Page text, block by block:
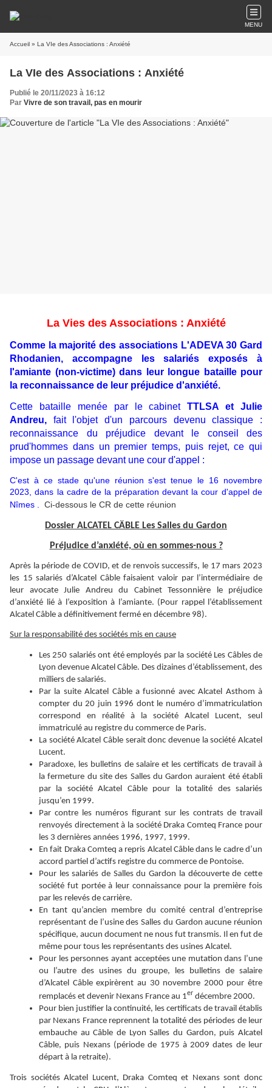
MENU
Accueil » La VIe des Associations : Anxiété
La VIe des Associations : Anxiété
Publié le 20/11/2023 à 16:12
Par Vivre de son travail, pas en mourir
La Vies des Associations : Anxiété
Comme la majorité des associations L'ADEVA 30 Gard
Rhodanien, accompagne les salariés exposés à
l'amiante (non-victime) dans leur longue bataille pour
la reconnaissance de leur préjudice d'anxiété.
Cette bataille menée par le cabinetTTLSA et Julie
Andreu, fait l'objet d'un parcours devenu classique :
reconnaissance du préjudice devant
le conseil des
prud'hommes dans un premier temps, puis rejet, ce qui
impose un passage devant une cour d'appel :
C'est à ce stade qu'une réunion s'est tenue le 16 novembre
2023, dans la cadre de la préparation devant la cour d'appel de
Nîmes . Ci-dessous le CR de cette réunion
Dossier ALCATEL CÄBLE Les Salles du Gardon
Préjudice d’anxiété, où en sommes-nous ?
Après la période de COVID, et de renvois successifs, le 17 mars 2023
les 15 salariés d’Alcatel Câble faisaient valoir par l’intermédiaire de
leur avocate Julie Andreu du Cabinet Tessonnière le préjudice
d’anxiété lié à l’exposition à l’amiante. (Pour rappel l’établissement
Alcatel Câble a définitivement fermé en décembre 98).
Sur la responsabilité des sociétés mis en cause
Les 250 salariés ont été employés par la société Les Câbles de
Lyon devenue Alcatel Câble. Des dizaines d’établissement, des
milliers de salariés.
Par la suite Alcatel Câble a fusionné avec Alcatel Asthom à
compter du 20 juin 1996 dont le numéro d’immatriculation
correspond en réalité à la société Alcatel Lucent, seul
immatriculé au registre du commerce de Paris.
La société Alcatel Câble serait donc devenue la société Alcatel
Lucent.
Paradoxe, les bulletins de salaire et les certificats de travail à
la fermeture du site des Salles du Gardon auraient été établi
par la société Alcatel Câble pour la totalité des salariés
jusqu’en 1999.
Par contre les numéros figurant sur les contrats de travail
renvoyés directement à la société Draka Comteq France pour
les 3 dernières années 1996, 1997, 1999.
En fait Draka Comteq a repris Alcatel Câble dans le cadre d’un
accord partiel d’actifs registre du commerce de Pontoise.
Pour les salariés de Salles du Gardon la découverte de cette
société fut portée à leur connaissance pour la première fois
par les relevés de carrière.
En tant qu’ancien membre du comité central d’entreprise
représentant de l’usine des Salles du Gardon aucune réunion
spécifique, aucun document ne nous fut transmis. Il en fut de
même pour tous les représentants des usines Alcatel.
Pour les personnes ayant acceptées une mutation dans l’une
ou l’autre des usines du groupe, les bulletins de salaire
d’Alcatel Câble expirèrent au 30 novembre 2000 pour être
remplacés et devenir Nexans France au 1er décembre 2000.
Pour bien justifier la continuité, les certificats de travail établis
par Nexans France reprennent la totalité des périodes de leur
embauche au Câble de Lyon Salles du Gardon, puis Alcatel
Câble, puis Nexans (période de 1975 à 2009 dates de leur
départ à la retraite).
Trois sociétés Alcatel Lucent, Draka Comteq et Nexans sont donc